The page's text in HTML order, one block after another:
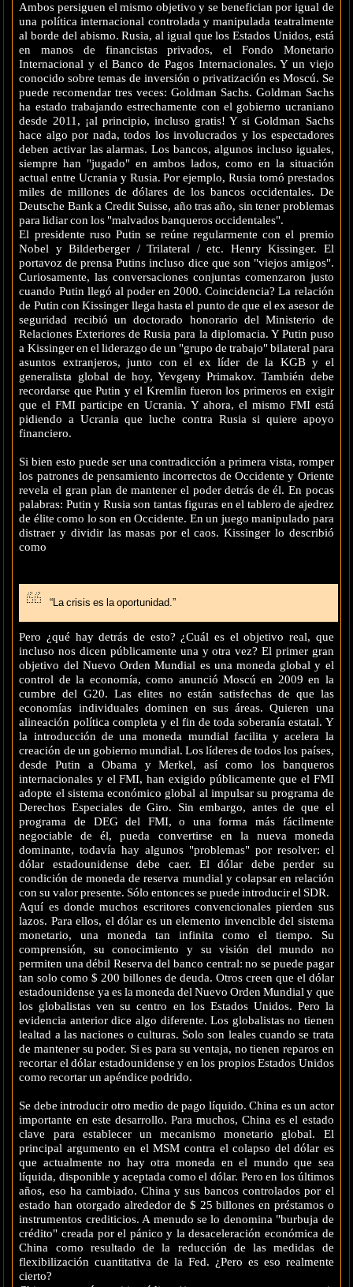
Ambos persiguen el mismo objetivo y se benefician por igual de
una política internacional controlada y manipulada teatralmente
al borde del abismo. Rusia, al igual que los Estados Unidos, está
en manos de financistas privados, el Fondo Monetario
Internacional y el Banco de Pagos Internacionales. Y un viejo
conocido sobre temas de inversión o privatización es Moscú. Se
puede recomendar tres veces: Goldman Sachs. Goldman Sachs
ha estado trabajando estrechamente con el gobierno ucraniano
desde 2011, ¡al principio, incluso gratis! Y si Goldman Sachs
hace algo por nada, todos los involucrados y los espectadores
deben activar las alarmas. Los bancos, algunos incluso iguales,
siempre han "jugado" en ambos lados, como en la situación
actual entre Ucrania y Rusia. Por ejemplo, Rusia tomó prestados
miles de millones de dólares de los bancos occidentales. De
Deutsche Bank a Credit Suisse, año tras año, sin tener problemas
para lidiar con los "malvados banqueros occidentales".
El presidente ruso Putin se reúne regularmente con el premio
Nobel y Bilderberger / Trilateral / etc. Henry Kissinger. El
portavoz de prensa Putins incluso dice que son "viejos amigos".
Curiosamente, las conversaciones conjuntas comenzaron justo
cuando Putin llegó al poder en 2000. Coincidencia? La relación
de Putin con Kissinger llega hasta el punto de que el ex asesor de
seguridad recibió un doctorado honorario del Ministerio de
Relaciones Exteriores de Rusia para la diplomacia. Y Putin puso
a Kissinger en el liderazgo de un "grupo de trabajo" bilateral para
asuntos extranjeros, junto con el ex líder de la KGB y el
generalista global de hoy, Yevgeny Primakov. También debe
recordarse que Putin y el Kremlin fueron los primeros en exigir
que el FMI participe en Ucrania. Y ahora, el mismo FMI está
pidiendo a Ucrania que luche contra Rusia si quiere apoyo
financiero.
Si bien esto puede ser una contradicción a primera vista, romper
los patrones de pensamiento incorrectos de Occidente y Oriente
revela el gran plan de mantener el poder detrás de él. En pocas
palabras: Putin y Rusia son tantas figuras en el tablero de ajedrez
de élite como lo son en Occidente. En un juego manipulado para
distraer y dividir las masas por el caos. Kissinger lo describió
como
“La crisis es la oportunidad.”
Pero ¿qué hay detrás de esto? ¿Cuál es el objetivo real, que
incluso nos dicen públicamente una y otra vez? El primer gran
objetivo del Nuevo Orden Mundial es una moneda global y el
control de la economía, como anunció Moscú en 2009 en la
cumbre del G20. Las elites no están satisfechas de que las
economías individuales dominen en sus áreas. Quieren una
alineación política completa y el fin de toda soberanía estatal. Y
la introducción de una moneda mundial facilita y acelera la
creación de un gobierno mundial. Los líderes de todos los países,
desde Putin a Obama y Merkel, así como los banqueros
internacionales y el FMI, han exigido públicamente que el FMI
adopte el sistema económico global al impulsar su programa de
Derechos Especiales de Giro. Sin embargo, antes de que el
programa de DEG del FMI, o una forma más fácilmente
negociable de él, pueda convertirse en la nueva moneda
dominante, todavía hay algunos "problemas" por resolver: el
dólar estadounidense debe caer. El dólar debe perder su
condición de moneda de reserva mundial y colapsar en relación
con su valor presente. Sólo entonces se puede introducir el SDR.
Aquí es donde muchos escritores convencionales pierden sus
lazos. Para ellos, el dólar es un elemento invencible del sistema
monetario, una moneda tan infinita como el tiempo. Su
comprensión, su conocimiento y su visión del mundo no
permiten una débil Reserva del banco central: no se puede pagar
tan solo como $ 200 billones de deuda. Otros creen que el dólar
estadounidense ya es la moneda del Nuevo Orden Mundial y que
los globalistas ven su centro en los Estados Unidos. Pero la
evidencia anterior dice algo diferente. Los globalistas no tienen
lealtad a las naciones o culturas. Solo son leales cuando se trata
de mantener su poder. Si es para su ventaja, no tienen reparos en
recortar el dólar estadounidense y en los propios Estados Unidos
como recortar un apéndice podrido.
Se debe introducir otro medio de pago líquido. China es un actor
importante en este desarrollo. Para muchos, China es el estado
clave para establecer un mecanismo monetario global. El
principal argumento en el MSM contra el colapso del dólar es
que actualmente no hay otra moneda en el mundo que sea
líquida, disponible y aceptada como el dólar. Pero en los últimos
años, eso ha cambiado. China y sus bancos controlados por el
estado han otorgado alrededor de $ 25 billones en préstamos o
instrumentos crediticios. A menudo se lo denomina "burbuja de
crédito" creada por el pánico y la desaceleración económica de
China como resultado de la reducción de las medidas de
flexibilización cuantitativa de la Fed. ¿Pero es eso realmente
cierto?